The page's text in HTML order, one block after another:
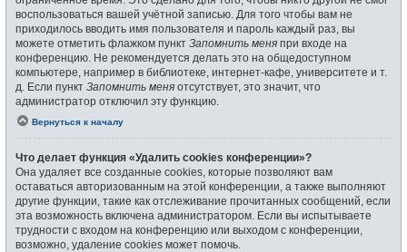
воспользоваться вашей учётной записью. Для того чтобы вам не
приходилось вводить имя пользователя и пароль каждый раз, вы
можете отметить флажком пункт Запомнить меня при входе на
конференцию. Не рекомендуется делать это на общедоступном
компьютере, например в библиотеке, интернет-кафе, университете и т.
д. Если пункт Запомнить меня отсутствует, это значит, что
администратор отключил эту функцию.
Вернуться к началу
Что делает функция «Удалить cookies конференции»?
Она удаляет все созданные cookies, которые позволяют вам
оставаться авторизованным на этой конференции, а также выполняют
другие функции, такие как отслеживание прочитанных сообщений, если
эта возможность включена администратором. Если вы испытываете
трудности с входом на конференцию или выходом с конференции,
возможно, удаление cookies может помочь.